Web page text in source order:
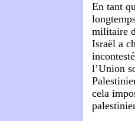
En tant
militaire
Israël a
l’Union
cela